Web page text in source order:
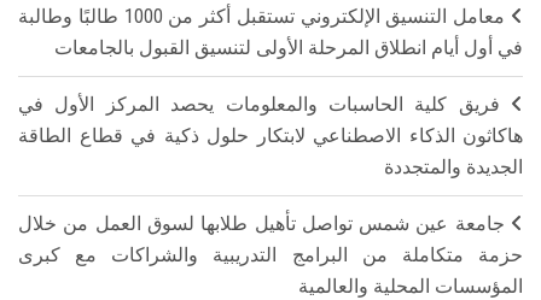
معامل التنسيق الإلكتروني تستقبل أكثر من 1000 طالبًا وطالبة
في أول أيام انطلاق المرحلة الأولى لتنسيق القبول بالجامعات
فريق كلية الحاسبات والمعلومات يحصد المركز الأول في
هاكاثون الذكاء الاصطناعي لابتكار حلول ذكية في قطاع الطاقة
الجديدة والمتجددة
جامعة عين شمس تواصل تأهيل طلابها لسوق العمل من خلال
حزمة متكاملة من البرامج التدريبية والشراكات مع كبرى
المؤسسات المحلية والعالمية